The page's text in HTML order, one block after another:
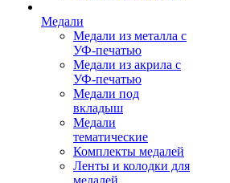
Медали
Медали из металла с
УФ-печатью
Медали из акрила с
УФ-печатью
Медали под
вкладыш
Медали
тематические
Комплекты медалей
Ленты и колодки для
медалей